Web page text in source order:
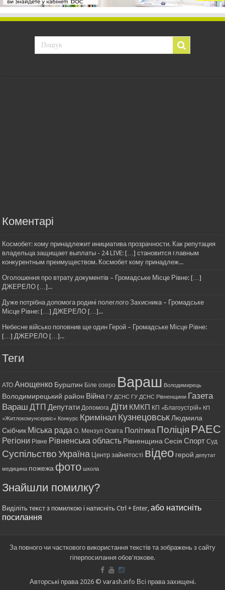
Коментарі
Космобет: кому принадлежит инициатива прозрачности. Как репутация
владельца защищает выплаты - 24 LIVE: […] становится главным
конкурентным преимуществом. Космобет кому принадлеж...
Оголошення про втрату документів – Громадське Місце Рівне: […]
ДЖЕРЕЛО […]...
Дуже потрібна допомога родині полеглого Захисника – Громадське
Місце Рівне: […] ДЖЕРЕЛО […]...
Небесне військо поповнив ще один Герой – Громадське Місце Рівне:
[…] ДЖЕРЕЛО […]...
Теги
АТО Анощенко Бурштин Біле озеро Вараш Володимирець
Володимирецький район Війна ГУ ДСНС ГУ ДСНС Рівненщини Газета
Вараш ДТП Депутати Допомога Діти КМКП КП «Благоустрій» КП
«Житлокомунсервіс» Конкурс Кримінал Кузнецовськ Людмила
Скібчик Міська рада О. Мензул Освіта ПолітикаПоліція РАЕС
Регіони Рівне Рівненська область Рівненщина Сесія Спорт Суд
Суспільство Україна Центр зайнятості відео герой депутат
медицина пожежа фото школа
Знайшли помилку?
Виділіть текст з помилкою і натисніть Ctrl + Enter,або натисніть
посилання
За повного чи часткового використання текстів та зображень з сайту
гіперпосилання обов'язкове.
Авторські права 2026 © varash.info Всі права захищені.